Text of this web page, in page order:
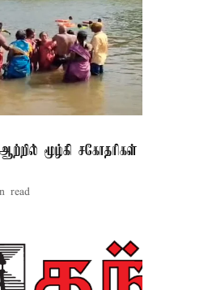
மூழ்கி சகோதரிகள்
read